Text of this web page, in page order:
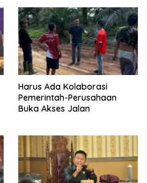
Harus Ada Kolaborasi
Pemerintah-Perusahaan
Buka Akses Jalan